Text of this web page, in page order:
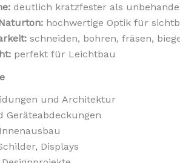
deutlich kratzfester als
hochwertige Optik für
schneiden, bohren, fräsen,
perfekt für Leichtbau
und Architektur
Geräteabdeckungen
Displays